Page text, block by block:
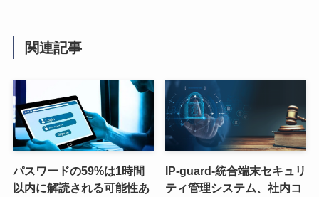
関連記事
パスワードの59%は1時間
以内に解読される可能性あ
IP-guard-統合端末セキュリ
ティ管理システム、社内コ